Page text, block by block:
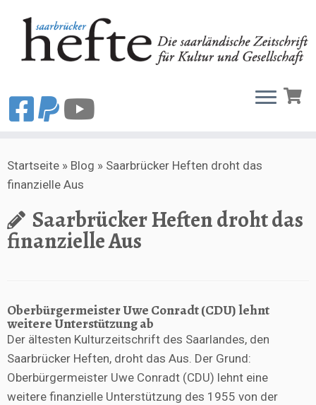
Inhalt
springen
Startseite » Blog » Saarbrücker Heften droht das
finanzielle Aus
Saarbrücker Heften droht das
finanzielle Aus
Oberbürgermeister Uwe Conradt (CDU) lehnt
weitere Unterstützung ab
Der ältesten Kulturzeitschrift des Saarlandes, den
Saarbrücker Heften, droht das Aus. Der Grund:
Oberbürgermeister Uwe Conradt (CDU) lehnt eine
weitere finanzielle Unterstützung des 1955 von der